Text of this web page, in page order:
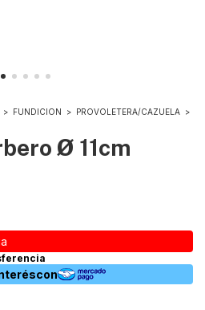
> FUNDICION > PROVOLETERA/CAZUELA >
Ø 11cm